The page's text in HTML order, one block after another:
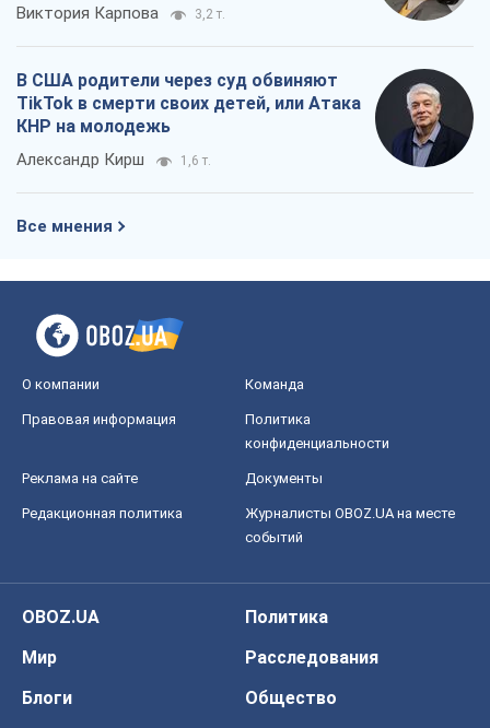
Виктория Карпова 3,2 т.
В США родители через суд обвиняют
TikTok в смерти своих детей, или Атака
КНР на молодежь
Александр Кирш 1,6 т.
Все мнения
О компании Команда
Правовая информация
Политика
конфиденциальности
Реклама на сайте Документы
Редакционная политика
Журналисты OBOZ.UA на месте
событий
OBOZ.UA
Политика
Мир
Расследования
Блоги
Общество